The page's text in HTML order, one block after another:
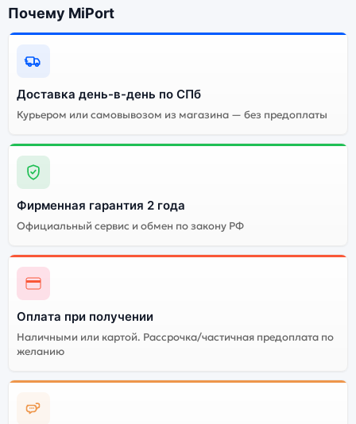
Почему MiPort
Доставка день-в-день по СПб
Курьером или самовывозом из магазина — без предоплаты
Фирменная гарантия 2 года
Официальный сервис и обмен по закону РФ
Оплата при получении
Наличными или картой. Рассрочка/частичная предоплата по
желанию